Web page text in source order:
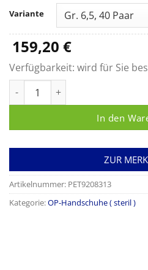
Variante
159,20 €
Verfügbarkeit: wird für Sie
In den
ZUR
Artikelnummer: PET9208313
Kategorie:OP-Handschuhe ( steril )